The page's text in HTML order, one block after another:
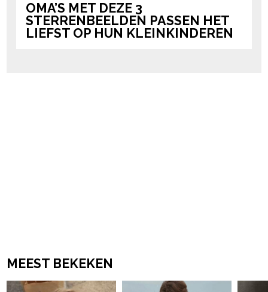
OMA’S MET DEZE 3
STERRENBEELDEN PASSEN HET
LIEFST OP HUN KLEINKINDEREN
MEEST BEKEKEN